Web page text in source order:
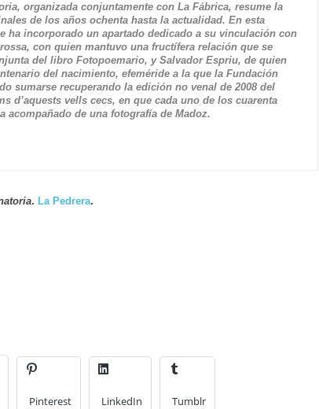
, organizada conjuntamente con La Fábrica, resume la
de los años ochenta hasta la actualidad. En esta
ha incorporado un apartado dedicado a su vinculación con
con quien mantuvo una fructífera relación que se
del libro Fotopoemario, y Salvador Espriu, de quien
del nacimiento, efeméride a la que la Fundación
sumarse recuperando la edición no venal de 2008 del
d’aquests vells cecs, en que cada uno de los cuarenta
acompañado de una fotografía de Madoz.
. La Pedrera.
Pinterest LinkedIn Tumblr